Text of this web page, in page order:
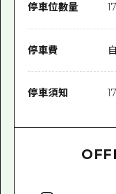
停車位數量
停車費
停車須知